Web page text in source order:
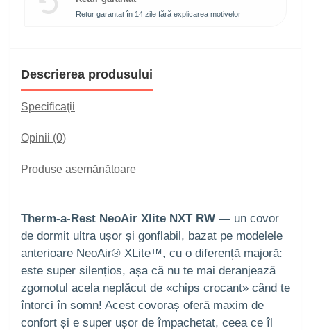
Retur garantat în 14 zile fără explicarea motivelor
Descrierea produsului
Specificaţii
Opinii (0)
Produse asemănătoare
Therm-a-Rest NeoAir Xlite NXT RW — un covor
de dormit ultra ușor și gonflabil, bazat pe modelele
anterioare NeoAir® XLite™, cu o diferență majoră:
este super silențios, așa că nu te mai deranjează
zgomotul acela neplăcut de «chips crocant» când te
întorci în somn! Acest covoraș oferă maxim de
confort și e super ușor de împachetat, ceea ce îl